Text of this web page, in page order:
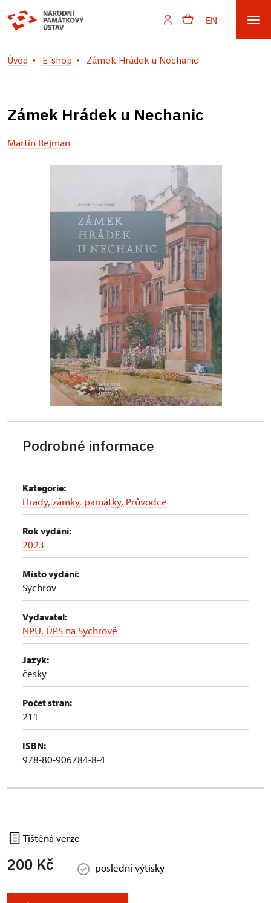
EN
Úvod E-shop Zámek Hrádek u Nechanic
Zámek Hrádek u Nechanic
Martin Rejman
Podrobné informace
Kategorie:
Hrady, zámky, památky, Průvodce
Rok vydání:
2023
Místo vydání:
Sychrov
Vydavatel:
NPÚ, ÚPS na Sychrově
Jazyk:
česky
Počet stran:
211
ISBN:
978-80-906784-8-4
Tištěná verze
200 Kč poslední výtisky